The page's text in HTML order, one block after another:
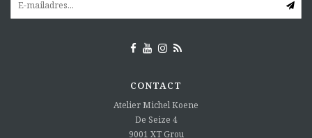
CONTACT
Atelier Michel Koene
De Seize 4
9001 XT Grou